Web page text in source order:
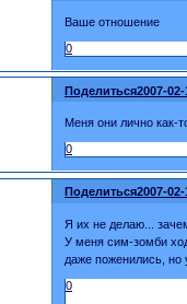
Ваше отношение
0
Поделиться2007-
Меня они лично как-
0
Поделиться2007-
Я их не делаю...
У меня сим-зомби
даже поженились, но
0